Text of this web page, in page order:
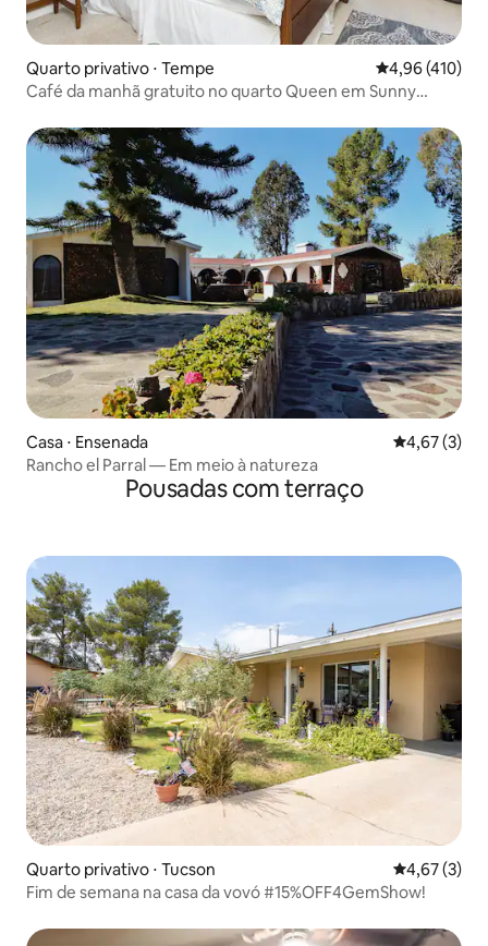
Quarto privativo ⋅ Tempe 4,96 de uma
4,96 (410)
Café da manhã gratuito no quarto Queen em Sunny
Casa ⋅ Ensenada 4,67 de
4,67 (3)
Rancho el Parral — Em meio à natureza
Pousadas com terraço
Quarto privativo ⋅ Tucson 4,67 de
4,67 (3)
Fim de semana na casa da vovó #15%OFF4GemShow!